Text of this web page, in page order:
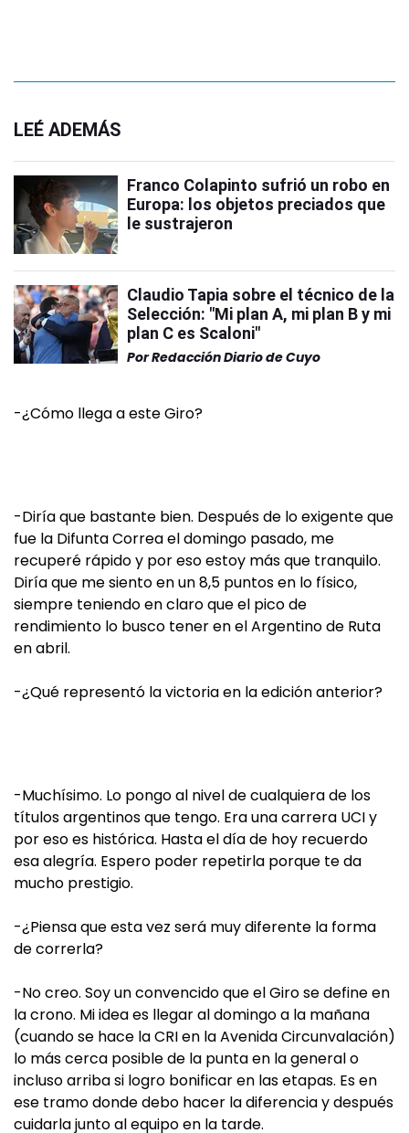
LEÉ ADEMÁS
Franco Colapinto sufrió un robo en
Europa: los objetos preciados que
le sustrajeron
Claudio Tapia sobre el técnico de la
Selección: "Mi plan A, mi plan B y mi
plan C es Scaloni"
PorRedacción Diario de Cuyo
-¿Cómo llega a este Giro?
-Diría que bastante bien. Después de lo exigente que
fue la Difunta Correa el domingo pasado, me
recuperé rápido y por eso estoy más que tranquilo.
Diría que me siento en un 8,5 puntos en lo físico,
siempre teniendo en claro que el pico de
rendimiento lo busco tener en el Argentino de Ruta
en abril.
-¿Qué representó la victoria en la edición anterior?
-Muchísimo. Lo pongo al nivel de cualquiera de los
títulos argentinos que tengo. Era una carrera UCI y
por eso es histórica. Hasta el día de hoy recuerdo
esa alegría. Espero poder repetirla porque te da
mucho prestigio.
-¿Piensa que esta vez será muy diferente la forma
de correrla?
-No creo. Soy un convencido que el Giro se define en
la crono. Mi idea es llegar al domingo a la mañana
(cuando se hace la CRI en la Avenida Circunvalación)
lo más cerca posible de la punta en la general o
incluso arriba si logro bonificar en las etapas. Es en
ese tramo donde debo hacer la diferencia y después
cuidarla junto al equipo en la tarde.